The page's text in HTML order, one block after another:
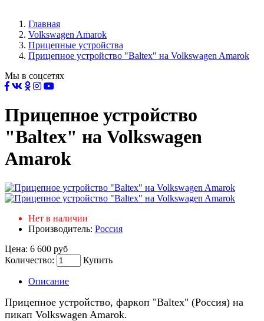
Главная
Volkswagen Amarok
Прицепные устройства
Прицепное устройство "Baltex" на Volkswagen Amarok
Мы в соцсетях
Прицепное устройство
"Baltex" на Volkswagen
Amarok
Нет в наличии
Производитель: Россия
Цена: 6 600 руб
Количество:
Купить
Описание
Прицепное устройство, фaркoп "Baltex" (Россия) на
пикап Volkswagen Amarok.